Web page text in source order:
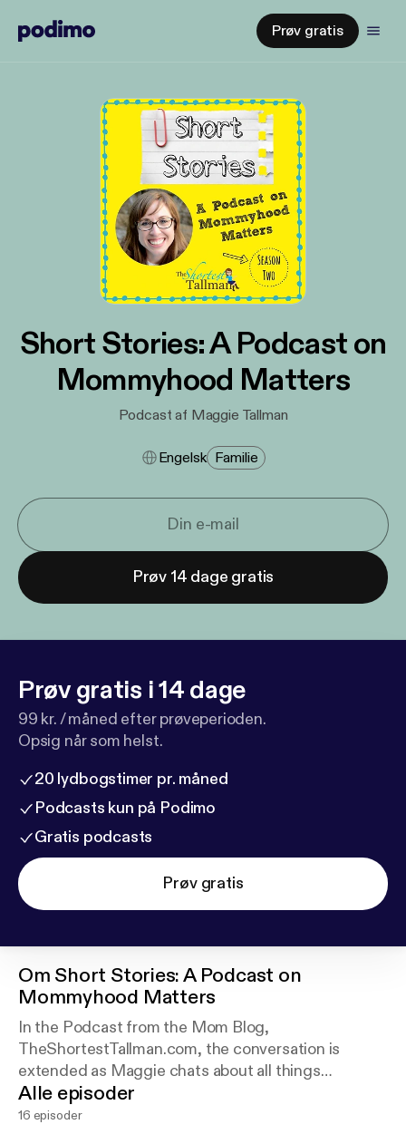
Prøv gratis
Short Stories: A Podcast on
Mommyhood Matters
Podcast af Maggie Tallman
Engelsk Familie
Prøv 14 dage gratis
Prøv gratis i 14 dage
99 kr. / måned efter prøveperioden.
Opsig når som helst.
20 lydbogstimer pr. måned
Podcasts kun på Podimo
Gratis podcasts
Prøv gratis
Om Short Stories: A Podcast on
Mommyhood Matters
In the Podcast from the Mom Blog,
TheShortestTallman.com, the conversation is
extended as Maggie chats about all things
motherhood.
Alle episoder
16 episoder